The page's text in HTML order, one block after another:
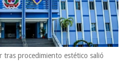
procedimiento estético salió